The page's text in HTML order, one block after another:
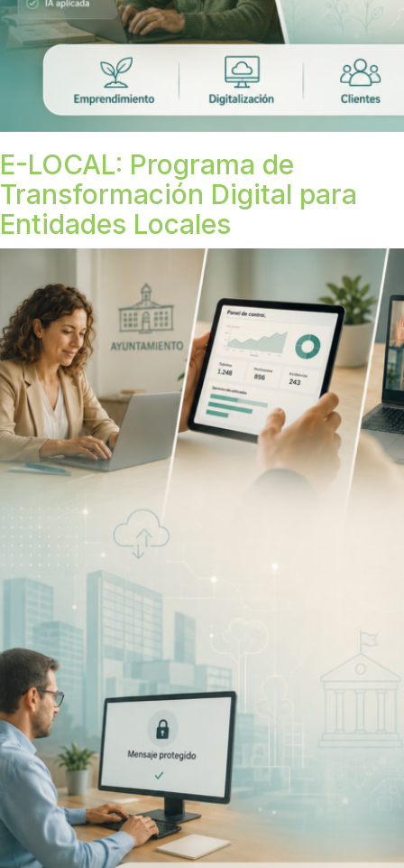
E-LOCAL: Programa de
Transformación Digital para
Entidades Locales